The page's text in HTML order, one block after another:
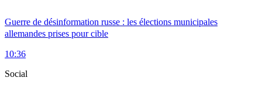
Guerre de désinformation russe : les élections municipales
allemandes prises pour cible
10:36
Social